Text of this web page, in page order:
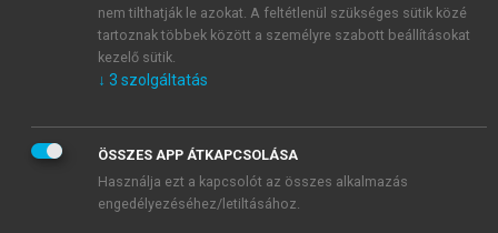
mersz.huoldalak licencszerződéseiben foglaltakat
tudomásul veszem és elfogadom.
KIPRÓBÁLOM
nem tilthatják le azokat. A feltétlenül szükséges sütik közé
tartoznak többek között a személyre szabott beállításokat
kezelő sütik.
↓ 3 szolgáltatás
ÖSSZES APP ÁTKAPCSOLÁSA
Használja ezt a kapcsolót az összes alkalmazás
engedélyezéséhez/letiltásához.